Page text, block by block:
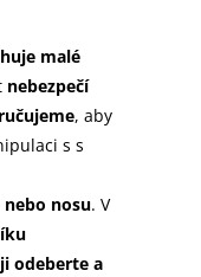
malé
nebezpečí
, aby
s s
nosu. V
odeberte a